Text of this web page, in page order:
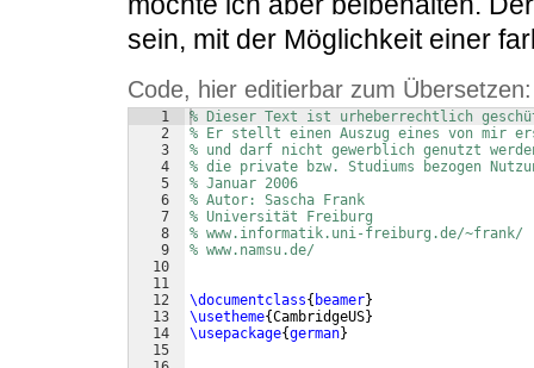
sein, mit der Möglichkeit einer
Code, hier editierbar zum Übersetzen:
1
2
3
4
5
6
7
8
9
10
11
12
13
14
15
% Dieser Text ist urheberrechtlich
% Er stellt einen Auszug eines von mir
% und darf nicht gewerblich genutzt
% die private bzw. Studiums bezogen
% Januar 2006
% Autor: Sascha Frank
% Universität Freiburg
% www.informatik.uni-freiburg.de/~frank/
% www.namsu.de/
\documentclass{ beamer}
\usetheme{CambridgeUS}
\usepackage{german}